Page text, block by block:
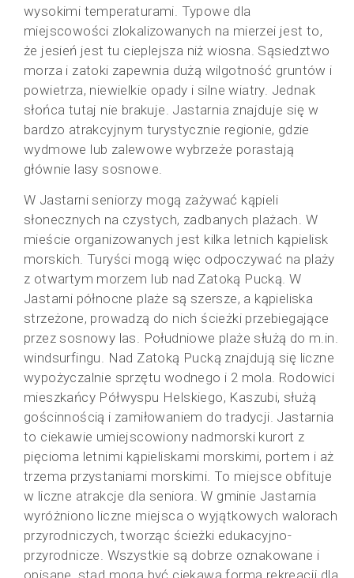
wysokimi temperaturami. Typowe dla
miejscowości zlokalizowanych na mierzei jest to,
że jesień jest tu cieplejsza niż wiosna. Sąsiedztwo
morza i zatoki zapewnia dużą wilgotność gruntów i
powietrza, niewielkie opady i silne wiatry. Jednak
słońca tutaj nie brakuje. Jastarnia znajduje się w
bardzo atrakcyjnym turystycznie regionie, gdzie
wydmowe lub zalewowe wybrzeże porastają
głównie lasy sosnowe.
W Jastarni seniorzy mogą zażywać kąpieli
słonecznych na czystych, zadbanych plażach. W
mieście organizowanych jest kilka letnich kąpielisk
morskich. Turyści mogą więc odpoczywać na plaży
z otwartym morzem lub nad Zatoką Pucką. W
Jastarni północne plaże są szersze, a kąpieliska
strzeżone, prowadzą do nich ścieżki przebiegające
przez sosnowy las. Południowe plaże służą do m.in.
windsurfingu. Nad Zatoką Pucką znajdują się liczne
wypożyczalnie sprzętu wodnego i 2 mola. Rodowici
mieszkańcy Półwyspu Helskiego, Kaszubi, służą
gościnnością i zamiłowaniem do tradycji. Jastarnia
to ciekawie umiejscowiony nadmorski kurort z
pięcioma letnimi kąpieliskami morskimi, portem i aż
trzema przystaniami morskimi. To miejsce obfituje
w liczne atrakcje dla seniora. W gminie Jastarnia
wyróżniono liczne miejsca o wyjątkowych walorach
przyrodniczych, tworząc ścieżki edukacyjno-
przyrodnicze. Wszystkie są dobrze oznakowane i
opisane, stąd mogą być ciekawą formą rekreacji dla